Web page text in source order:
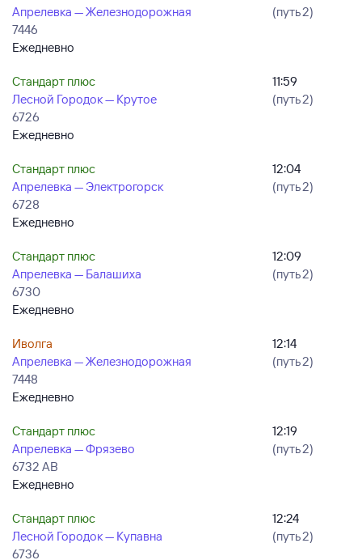
Апрелевка — Железнодорожная
7446
Ежедневно
(путь 2)
Стандарт плюс
Лесной Городок — Крутое
6726
Ежедневно
11:59
(путь 2)
Стандарт плюс
Апрелевка — Электрогорск
6728
Ежедневно
12:04
(путь 2)
Стандарт плюс
Апрелевка — Балашиха
6730
Ежедневно
12:09
(путь 2)
Иволга
Апрелевка — Железнодорожная
7448
Ежедневно
12:14
(путь 2)
Стандарт плюс
Апрелевка — Фрязево
6732 АВ
Ежедневно
12:19
(путь 2)
Стандарт плюс
Лесной Городок — Купавна
6736
12:24
(путь 2)